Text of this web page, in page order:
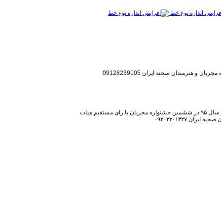
اندازه نوع خط
و هنرمندان صحنه ایران 09128239105
ایرانمجری: احسان زرشناس / دارنده دیپلم افتخار ده مجری صحنه برتر سال ۹۵ در ششمین جشنواره مجریان با رای مستقیم هیات
۰۹۲۰۳۲۰۱۳۲۷